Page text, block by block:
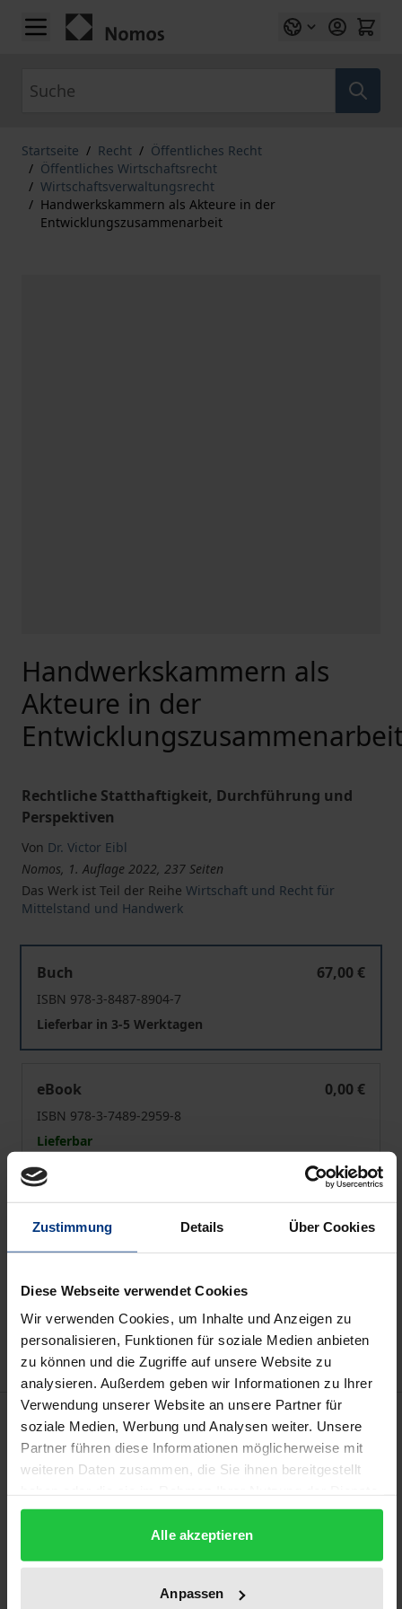
Zustimmung Details Über Cookies
Diese Webseite verwendet Cookies
Wir verwenden Cookies, um Inhalte und Anzeigen zu
personalisieren, Funktionen für soziale Medien anbieten
zu können und die Zugriffe auf unsere Website zu
analysieren. Außerdem geben wir Informationen zu Ihrer
Verwendung unserer Website an unsere Partner für
soziale Medien, Werbung und Analysen weiter. Unsere
Partner führen diese Informationen möglicherweise mit
weiteren Daten zusammen, die Sie ihnen bereitgestellt
gesammelt haben.
Alle akzeptieren
Anpassen
Zum Inhalt springen
Startseite / Recht / Öffentliches Recht
/ Öffentliches Wirtschaftsrecht
/ Wirtschaftsverwaltungsrecht
/ Handwerkskammern als Akteure in der
Entwicklungszusammenarbeit
Handwerkskammern als
Akteure in der
Rechtliche Statthaftigkeit, Durchführung und
Perspektiven
Von Dr. Victor Eibl
Nomos, 1. Auflage 2022, 237 Seiten
Das Werk ist Teil der Reihe Wirtschaft und Recht für
Mittelstand und Handwerk
Buch
67,00 €
ISBN 978-3-8487-8904-7
Lieferbar in 3-5 Werktagen
eBook
0,00 €
ISBN 978-3-7489-2959-8
Lieferbar
Preisangaben inkl. MwSt. Abhängig von der Lieferadresse
kann die MwSt. an der Kasse variieren.
Zur Wunschliste hinzufügen
Hinweise zu Versandkosten
Beschreibung
Das zuletzt gestiegene Interesse des Staats und der
Entwicklungszusammenarbeit zeigt sich bei der
Änderung der Handwerksordnung, in der die
Entwicklungszusammenarbeit nun einen eigenen